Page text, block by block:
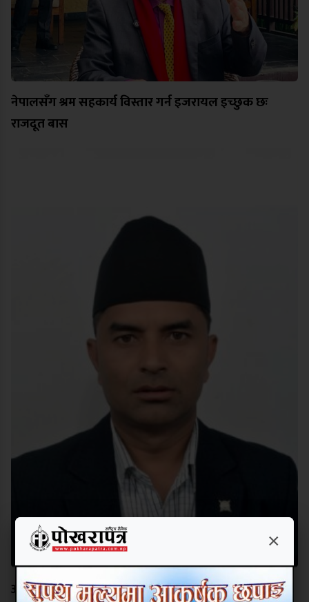
नेपालसँग श्रम सहकार्य विस्तार गर्न इजरायल इच्छुक छः
राजदूत बास
अक्षर चिनेको विद्यालयको भविष्य उज्यालो बनाउन नेतृत्वमा
×